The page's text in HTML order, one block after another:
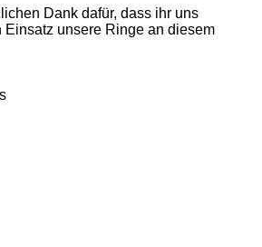
Dank dafür, dass ihr uns
Einsatz unsere Ringe an diesem